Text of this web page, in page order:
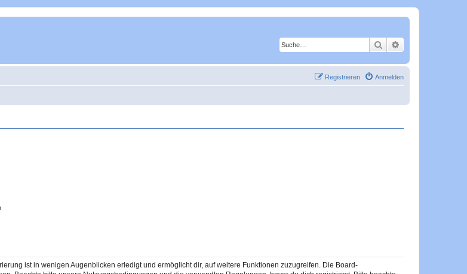
Suche
Anmelden
Registrieren
ist in wenigen Augenblicken erledigt und ermöglicht dir, auf weitere Funktionen zuzugreifen. Die Board-